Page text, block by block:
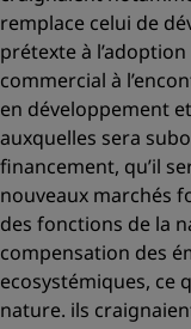
remplace celui de
prétexte à
commercial à
en développement
auxquelles sera
financement, qu’il
nouveaux marchés
des fonctions de la
compensation des
ecosystémiques, ce
nature. ils